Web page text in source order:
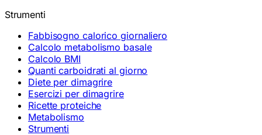
Strumenti
Fabbisogno calorico giornaliero
Calcolo metabolismo basale
Calcolo BMI
Quanti carboidrati al giorno
Diete per dimagrire
Esercizi per dimagrire
Ricette proteiche
Metabolismo
Strumenti